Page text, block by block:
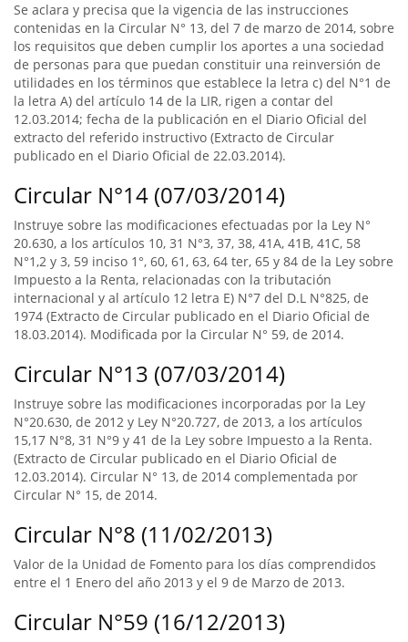
Se aclara y precisa que la vigencia de las instrucciones
contenidas en la Circular N° 13, del 7 de marzo de 2014, sobre
los requisitos que deben cumplir los aportes a una sociedad
de personas para que puedan constituir una reinversión de
utilidades en los términos que establece la letra c) del N°1 de
la letra A) del artículo 14 de la LIR, rigen a contar del
12.03.2014; fecha de la publicación en el Diario Oficial del
extracto del referido instructivo (Extracto de Circular
publicado en el Diario Oficial de 22.03.2014).
Circular N°14 (07/03/2014)
Instruye sobre las modificaciones efectuadas por la Ley N°
20.630, a los artículos 10, 31 N°3, 37, 38, 41A, 41B, 41C, 58
N°1,2 y 3, 59 inciso 1°, 60, 61, 63, 64 ter, 65 y 84 de la Ley sobre
Impuesto a la Renta, relacionadas con la tributación
internacional y al artículo 12 letra E) N°7 del D.L N°825, de
1974 (Extracto de Circular publicado en el Diario Oficial de
18.03.2014). Modificada por la Circular N° 59, de 2014.
Circular N°13 (07/03/2014)
Instruye sobre las modificaciones incorporadas por la Ley
N°20.630, de 2012 y Ley N°20.727, de 2013, a los artículos
15,17 N°8, 31 N°9 y 41 de la Ley sobre Impuesto a la Renta.
(Extracto de Circular publicado en el Diario Oficial de
12.03.2014). Circular N° 13, de 2014 complementada por
Circular N° 15, de 2014.
Circular N°8 (11/02/2013)
Valor de la Unidad de Fomento para los días comprendidos
entre el 1 Enero del año 2013 y el 9 de Marzo de 2013.
Circular N°59 (16/12/2013)